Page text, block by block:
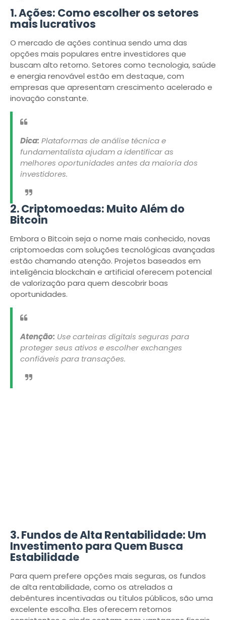
1. Ações: Como escolher os setores
mais lucrativos
O mercado de ações continua sendo uma das
opções mais populares entre investidores que
buscam alto retorno. Setores como tecnologia, saúde
e energia renovável estão em destaque, com
empresas que apresentam crescimento acelerado e
inovação constante.
Dica: Plataformas de análise técnica e
fundamentalista ajudam a identificar as
melhores oportunidades antes da maioria dos
investidores.
2. Criptomoedas: Muito Além do
Bitcoin
Embora o Bitcoin seja o nome mais conhecido, novas
criptomoedas com soluções tecnológicas avançadas
estão chamando atenção. Projetos baseados em
inteligência blockchain e artificial oferecem potencial
de valorização para quem descobrir boas
oportunidades.
Atenção: Use carteiras digitais seguras para
proteger seus ativos e escolher exchanges
confiáveis ​​para transações.
3. Fundos de Alta Rentabilidade: Um
Investimento para Quem Busca
Estabilidade
Para quem prefere opções mais seguras, os fundos
de alta rentabilidade, como os atrelados a
debêntures incentivadas ou títulos públicos, são uma
excelente escolha. Eles oferecem retornos